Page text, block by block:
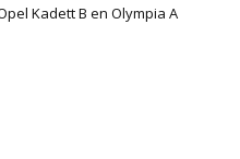
Kadett B en Olympia A